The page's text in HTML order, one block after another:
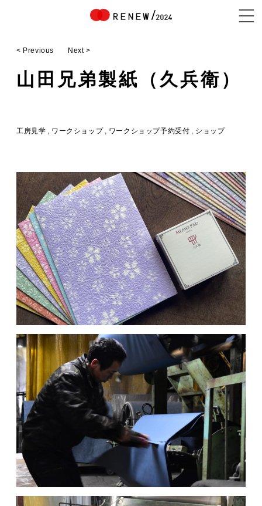
EXHIBITOR
MOVIE
ACCESS / STAY
CONTACT
< Previous Next >
山田兄弟製紙（久兵衛）
工房見学 ワークショップ ワークショップ予約受付 ショップ